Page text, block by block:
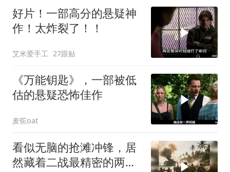
好片！一部高分的悬疑神
作！太炸裂了！！
艾米爱手工 27跟贴
《万能钥匙》，一部被低
估的悬疑恐怖佳作
麦驼oat
看似无脑的抢滩冲锋，居
然藏着二战最精密的两栖